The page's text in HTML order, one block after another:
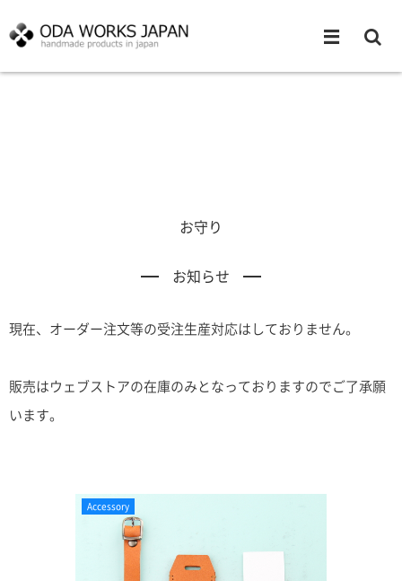
お守り
お知らせ
現在、オーダー注文等の受注生産対応はしておりません。
販売はウェブストアの在庫のみとなっておりますのでご了承願
います。
Accessory